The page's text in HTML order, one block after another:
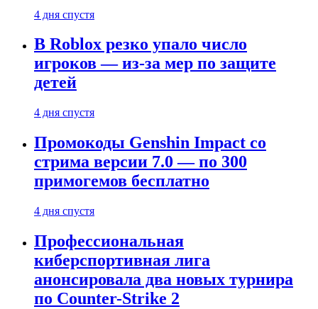
4 дня спустя
В Roblox резко упало число
игроков — из-за мер по защите
детей
4 дня спустя
Промокоды Genshin Impact со
стрима версии 7.0 — по 300
примогемов бесплатно
4 дня спустя
Профессиональная
киберспортивная лига
анонсировала два новых турнира
по Counter-Strike 2